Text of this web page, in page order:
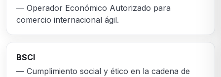
— Operador Económico Autorizado para
comercio internacional ágil.
BSCI
— Cumplimiento social y ético en la cadena de